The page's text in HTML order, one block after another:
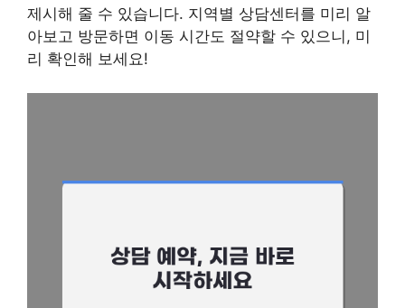
제시해 줄 수 있습니다. 지역별 상담센터를 미리 알
아보고 방문하면 이동 시간도 절약할 수 있으니, 미
리 확인해 보세요!